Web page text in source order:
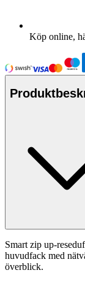
Köp online,
Smart zip up-
huvudfack med
överblick.